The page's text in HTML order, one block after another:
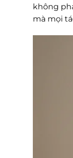
không
mà mọi